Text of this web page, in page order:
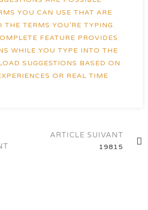
YOU CAN USE THAT ARE
THE TERMS YOU’RE TYPING.
FEATURE PROVIDES
WHILE YOU TYPE INTO THE
SUGGESTIONS BASED ON
OR REAL TIME
ARTICLE SUIVANT
19815